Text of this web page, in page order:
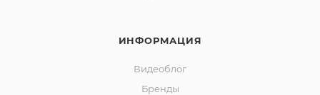
ИНФОРМАЦИЯ
Видеоблог
Бренды